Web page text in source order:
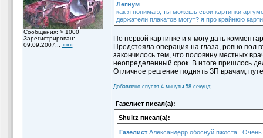
Сообщения: > 1000
Зарегистрирован:
09.09.2007... »»»
Легнум
как я понимаю, ты можешь свои картинки
держатели плакатов могут? я про крайнюю
По первой картинке и я могу дать
Предстояла операция на глаза, ровно
закончилось тем, что половину местных
неопределенный срок. В итоге пришлось
Отличное решение поднять ЗП врачам,
Добавлено спустя 4 минуты 58 секунд:
Газелист писал(а):
Shultz писал(а):
ГазелистАлександерр обоснуй пжлста ! Очень